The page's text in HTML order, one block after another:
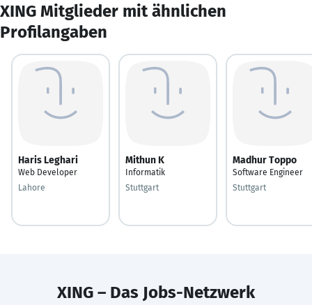
XING Mitglieder mit ähnlichen
Profilangaben
Haris Leghari
Web Developer
Lahore
Mithun K
Informatik
Stuttgart
Madhur Toppo
Software Engineer
Stuttgart
XING – Das Jobs-Netzwerk